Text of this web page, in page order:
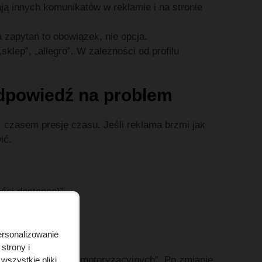
innych komunikatów w reklamie i na stronie
to obowiązek, nie opcja.
„allegro”. W zależności od profilu
na problem
czasem presję czasu. Jeśli reklama brzmi jak
dostępne)”.
w CTR.
strony i
wszystkie pliki